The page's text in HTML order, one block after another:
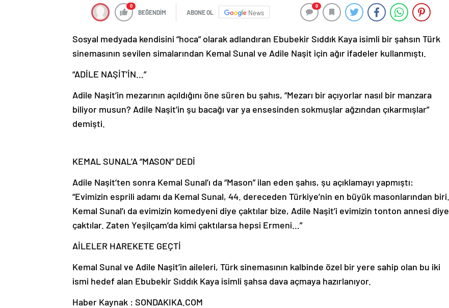
0
BEĞENDİM ABONE OL News
0
Sosyal medyada kendisini “hoca” olarak adlandıran Ebubekir Sıddık Kaya isimli bir şahsın Türk
sinemasının sevilen simalarından Kemal Sunal ve Adile Naşit için ağır ifadeler kullanmıştı.
“ADİLE NAŞİT’İN…”
Adile Naşit’in mezarının açıldığını öne süren bu şahıs, “Mezarı bir açıyorlar nasıl bir manzara
biliyor musun? Adile Naşit’in şu bacağı var ya ensesinden sokmuşlar ağzından çıkarmışlar”
demişti.
KEMAL SUNAL’A “MASON” DEDİ
Adile Naşit’ten sonra Kemal Sunal’ı da “Mason” ilan eden şahıs, şu açıklamayı yapmıştı:
“Evimizin esprili adamı da Kemal Sunal, 44. dereceden Türkiye’nin en büyük masonlarından biri.
Kemal Sunal’ı da evimizin komedyeni diye çaktılar bize, Adile Naşit’i evimizin tonton annesi diye
çaktılar. Zaten Yeşilçam’da kimi çaktılarsa hepsi Ermeni…”
AİLELER HAREKETE GEÇTİ
Kemal Sunal ve Adile Naşit’in aileleri, Türk sinemasının kalbinde özel bir yere sahip olan bu iki
ismi hedef alan Ebubekir Sıddık Kaya isimli şahsa dava açmaya hazırlanıyor.
Haber Kaynak : SONDAKIKA.COM